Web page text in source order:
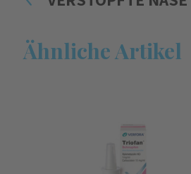
Ähnliche Artikel